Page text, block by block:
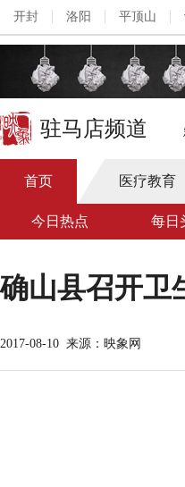
开封 洛阳 平顶山
驻马店频道
首页 医疗教育
今日热点 每日
确山县召开卫
2017-08-10 来源：映象网